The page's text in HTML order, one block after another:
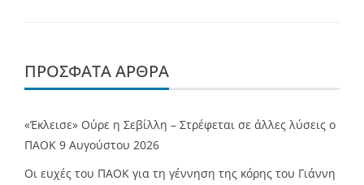
ΠΡΌΣΦΑΤΑ ΆΡΘΡΑ
«Έκλεισε» Ούρε η Σεβίλλη – Στρέφεται σε άλλες λύσεις ο
ΠΑΟΚ 9 Αυγούστου 2026
Οι ευχές του ΠΑΟΚ για τη γέννηση της κόρης του Γιάννη